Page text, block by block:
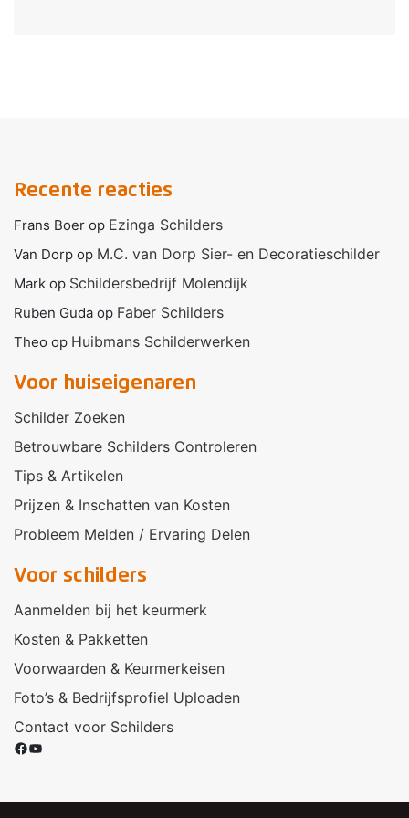
Recente reacties
Frans Boer op Ezinga Schilders
Van Dorp op M.C. van Dorp Sier- en Decoratieschilder
Mark op Schildersbedrijf Molendijk
Ruben Guda op Faber Schilders
Theo op Huibmans Schilderwerken
Voor huiseigenaren
Schilder Zoeken
Betrouwbare Schilders Controleren
Tips & Artikelen
Prijzen & Inschatten van Kosten
Probleem Melden / Ervaring Delen
Voor schilders
Aanmelden bij het keurmerk
Kosten & Pakketten
Voorwaarden & Keurmerkeisen
Foto’s & Bedrijfsprofiel Uploaden
Contact voor Schilders
Facebook
YouTube